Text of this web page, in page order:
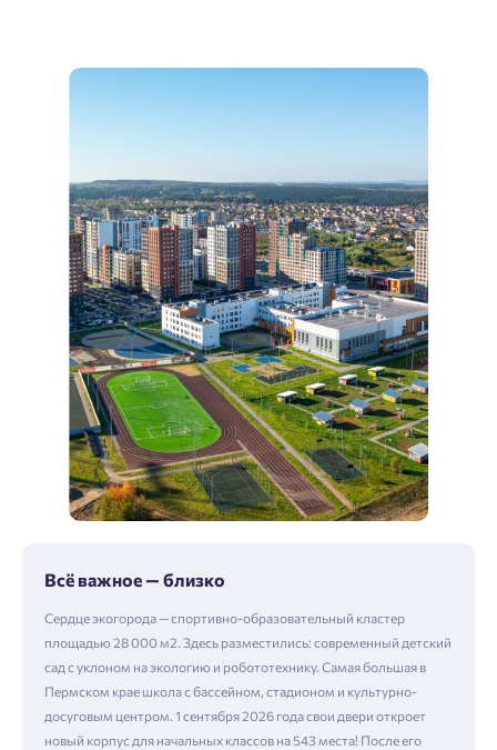
Всё важное — близко
Сердце экогорода — спортивно-образовательный кластер
площадью 28 000 м2. Здесь разместились: современный детский
сад с уклоном на экологию и робототехнику. Самая большая в
Пермском крае школа с бассейном, стадионом и культурно-
досуговым центром. 1 сентября 2026 года свои двери откроет
новый корпус для начальных классов на 543 места! После его